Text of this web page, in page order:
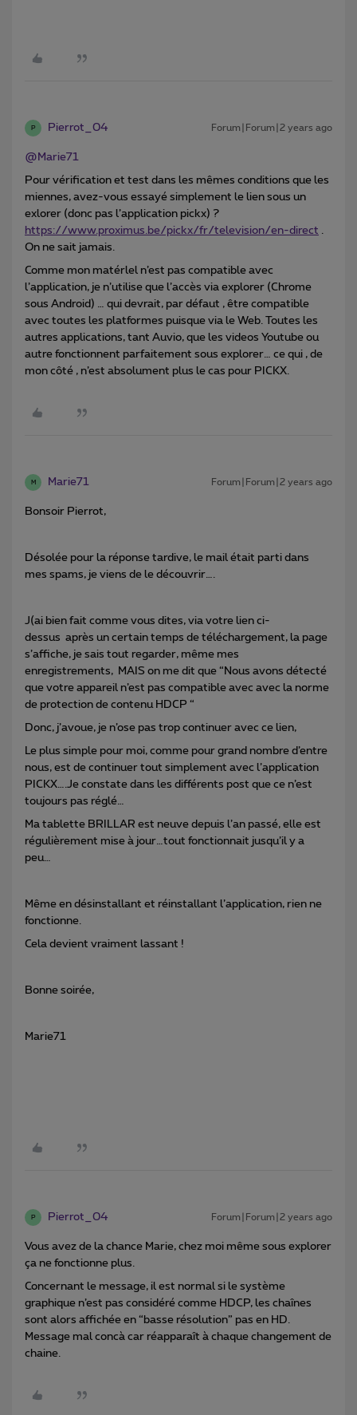
P Pierrot_04 Forum|Forum|2 years ago
@Marie71
Pour vérification et test dans les mêmes conditions que les
miennes, avez-vous essayé simplement le lien sous un
exlorer (donc pas l’application pickx) ?
https://www.proximus.be/pickx/fr/television/en-direct .
On ne sait jamais.
Comme mon matérlel n’est pas compatible avec
l’application, je n’utilise que l’accès via explorer (Chrome
sous Android) … qui devrait, par défaut , être compatible
avec toutes les platformes puisque via le Web. Toutes les
autres applications, tant Auvio, que les videos Youtube ou
autre fonctionnent parfaitement sous explorer… ce qui , de
mon côté , n’est absolument plus le cas pour PICKX.
M Marie71 Forum|Forum|2 years ago
Bonsoir Pierrot,
Désolée pour la réponse tardive, le mail était parti dans
mes spams, je viens de le découvrir….
J(ai bien fait comme vous dites, via votre lien ci-
dessus après un certain temps de téléchargement, la page
s’affiche, je sais tout regarder, même mes
enregistrements, MAIS on me dit que “Nous avons détecté
que votre appareil n’est pas compatible avec avec la norme
de protection de contenu HDCP “
Donc, j’avoue, je n’ose pas trop continuer avec ce lien,
Le plus simple pour moi, comme pour grand nombre d’entre
nous, est de continuer tout simplement avec l’application
PICKX….Je constate dans les différents post que ce n’est
toujours pas réglé…
Ma tablette BRILLAR est neuve depuis l’an passé, elle est
régulièrement mise à jour…tout fonctionnait jusqu’il y a
peu…
Même en désinstallant et réinstallant l’application, rien ne
fonctionne.
Cela devient vraiment lassant !
Bonne soirée,
Marie71
P Pierrot_04 Forum|Forum|2 years ago
Vous avez de la chance Marie, chez moi même sous explorer
ça ne fonctionne plus.
Concernant le message, il est normal si le système
graphique n’est pas considéré comme HDCP, les chaînes
sont alors affichée en “basse résolution” pas en HD.
Message mal concà car réapparaît à chaque changement de
chaine.